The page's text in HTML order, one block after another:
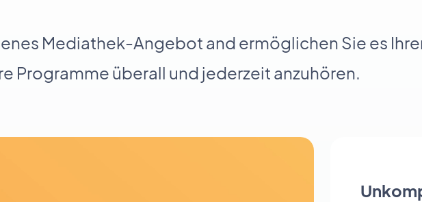
Mediathek-Angebot and ermöglichen Sie es
Programme überall und jederzeit anzuhören.